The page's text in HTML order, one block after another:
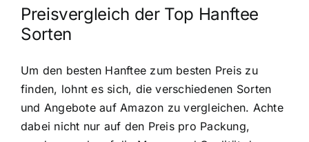
Preisvergleich der Top Hanftee
Sorten
Um den besten Hanftee zum besten Preis zu
finden, lohnt es sich, die verschiedenen Sorten
und Angebote auf Amazon zu vergleichen. Achte
dabei nicht nur auf den Preis pro Packung,